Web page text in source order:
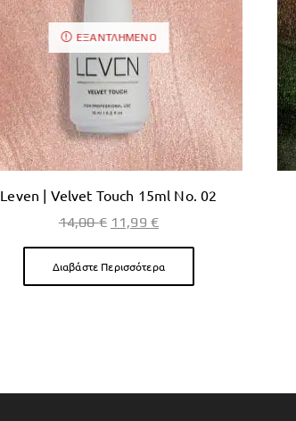
ΕΞΑΝΤΛΗΜΈΝΟ
Leven | Velvet Touch 15ml No. 02
14,00€ 11,99 €
Διαβάστε Περισσότερα